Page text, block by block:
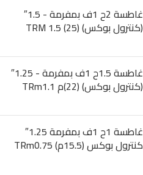
غاطسة 2ح 1ف بمفرمة - 1.5″
(كنترول بوكس) (25) TRM 1.5
غاطسة 1.5ح 1ف بمفرمة - 1.25″
(كنترول بوكس) (22)م TRm1.1
غاطسة 1ح 1ف بمفرمة 1.25″
كنترول بوكس (15.5م) TRm0.75